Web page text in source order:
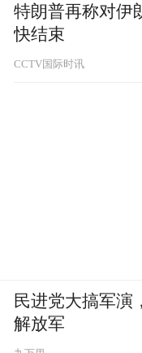
特朗普再称对伊
快结束
CCTV国际时讯
民进党大搞军演
解放军